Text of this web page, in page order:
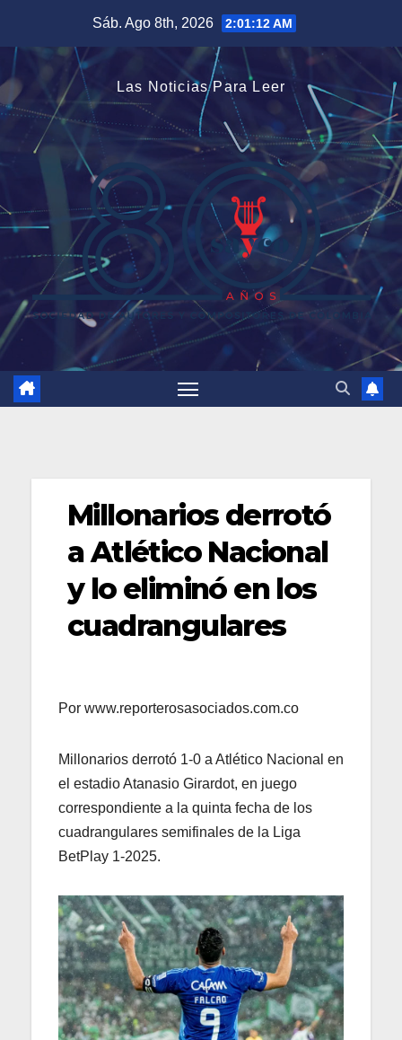
contenido
Sáb. Ago 8th, 2026 2:01:12 AM
Las Noticias Para Leer
Millonarios derrotó
a Atlético Nacional
y lo eliminó en los
cuadrangulares
Por www.reporterosasociados.com.co
Millonarios derrotó 1-0 a Atlético Nacional en
el estadio Atanasio Girardot, en juego
correspondiente a la quinta fecha de los
cuadrangulares semifinales de la Liga
BetPlay 1-2025.